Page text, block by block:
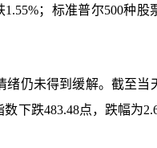
；标准普尔500种股
绪仍未得到缓解。截至当
下跌483.48点，跌幅为